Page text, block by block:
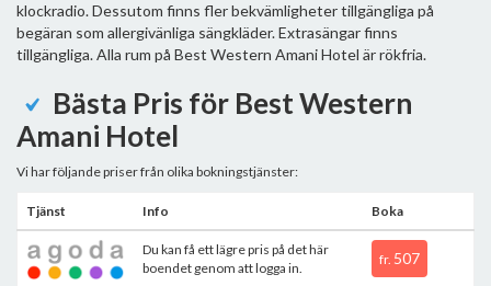
klockradio. Dessutom finns fler bekvämligheter tillgängliga på
begäran som allergivänliga sängkläder. Extrasängar finns
tillgängliga. Alla rum på Best Western Amani Hotel är rökfria.
Bästa Pris för Best Western
Amani Hotel
Vi har följande priser från olika bokningstjänster:
Tjänst Info Boka
Du kan få ett lägre pris på det här
boendet genom att logga in.
fr. 507